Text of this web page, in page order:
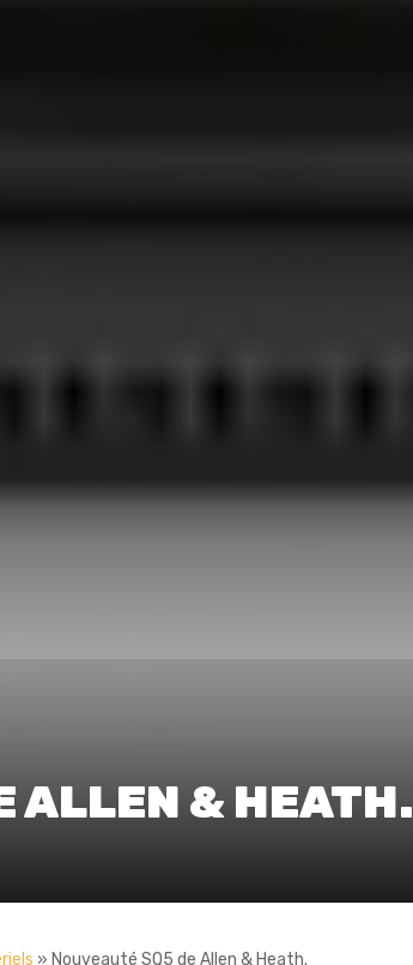
ALLEN & HEATH.
» Nouveauté SQ5 de Allen & Heath.